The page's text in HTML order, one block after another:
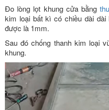
Đo lòng lọt khung cửa bằng
kim loại bất kì có chiều dài
được là 1mm.
Sau đó chống thanh kim loại
khung.